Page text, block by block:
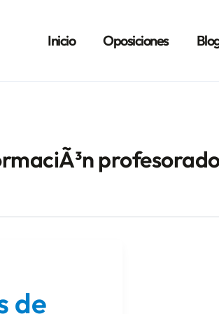
Inicio Oposiciones
de